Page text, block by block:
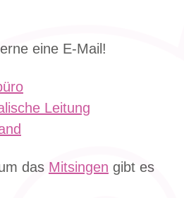
eine E-Mail!
Leitung
das Mitsingen gibt es